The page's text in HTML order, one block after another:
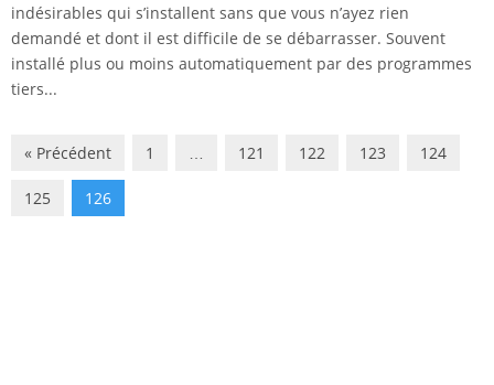
indésirables qui s’installent sans que vous n’ayez rien
demandé et dont il est difficile de se débarrasser. Souvent
installé plus ou moins automatiquement par des programmes
tiers...
« Précédent 1 … 121 122 123 124
125 126